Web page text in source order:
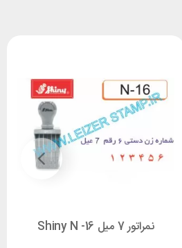
نمراتور 7 میل Shiny N -16